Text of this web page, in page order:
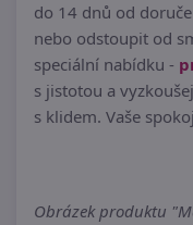
do 14 dnů od
nebo odstoupit od
speciální nabídku -
s jistotou a
s klidem. Vaše
Obrázek produktu